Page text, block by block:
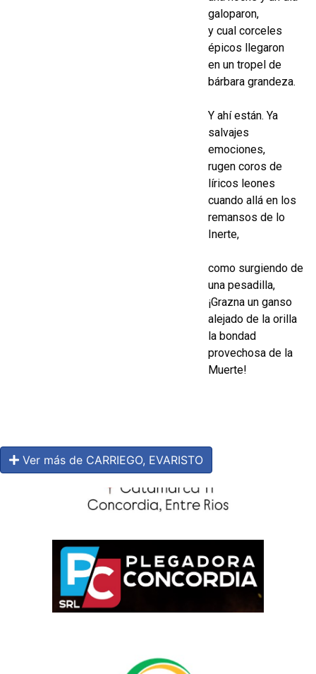
galoparon,
y cual corceles
épicos llegaron
en un tropel de
bárbara grandeza.
Y ahí están. Ya
salvajes
emociones,
rugen coros de
líricos leones
cuando allá en los
remansos de lo
Inerte,
como surgiendo de
una pesadilla,
¡Grazna un ganso
alejado de la orilla
la bondad
provechosa de la
Muerte!
Ver más de CARRIEGO, EVARISTO